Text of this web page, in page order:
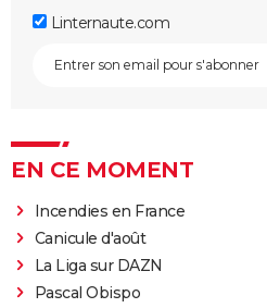
Linternaute.com
EN CE MOMENT
Incendies en France
Canicule d'août
La Liga sur DAZN
Pascal Obispo